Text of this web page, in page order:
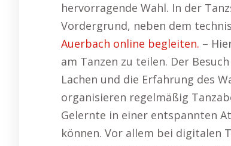
hervorragende Wahl. In der
Vordergrund, neben dem
Auerbach online begleiten. –
am Tanzen zu teilen. Der
Lachen und die Erfahrung des
organisieren regelmäßig
Gelernte in einer entspannten
können. Vor allem bei digitalen